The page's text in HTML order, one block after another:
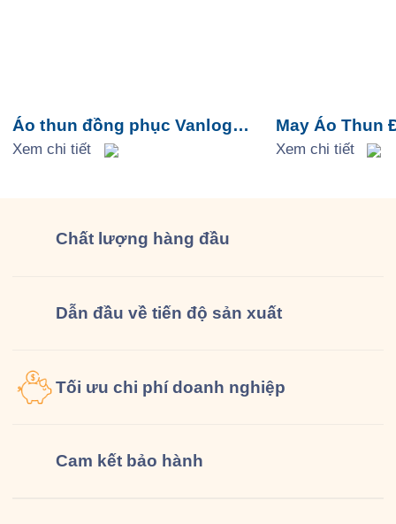
Áo thun đồng phục Vanlog
Express
Xem chi tiết
May Áo Thun
Cafe
Xem chi tiết
Chất lượng hàng đầu
Dẫn đầu về tiến độ sản xuất
Tối ưu chi phí doanh nghiệp
Cam kết bảo hành